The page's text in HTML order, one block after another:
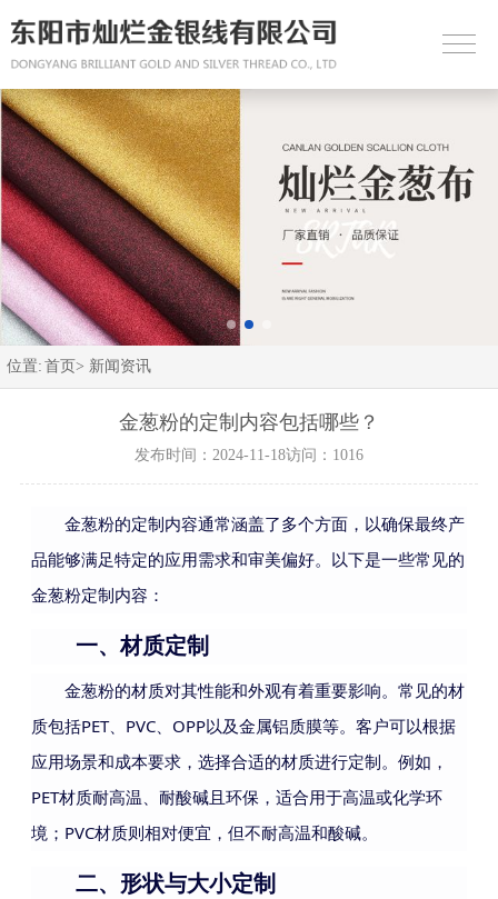
位置: 首页> 新闻资讯
金葱粉的定制内容包括哪些？
发布时间：2024-11-18访问：1016
金葱粉的定制内容通常涵盖了多个方面，以确保最终产
品能够满足特定的应用需求和审美偏好。以下是一些常见的
金葱粉定制内容：
一、材质定制
金葱粉的材质对其性能和外观有着重要影响。常见的材
质包括PET、PVC、OPP以及金属铝质膜等。客户可以根据
应用场景和成本要求，选择合适的材质进行定制。例如，
PET材质耐高温、耐酸碱且环保，适合用于高温或化学环
境；PVC材质则相对便宜，但不耐高温和酸碱。
二、形状与大小定制